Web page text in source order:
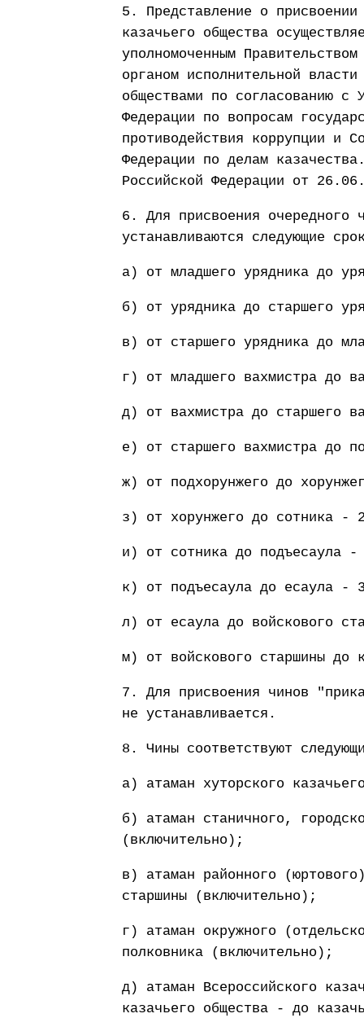
5. Представление о
казачьего общества
уполномоченным
органом исполнительной
обществами по согласованию с
Федерации по вопросам
противодействия коррупции и
Федерации по делам
Российской Федерации от
6. Для присвоения очередного
устанавливаются следующие
а) от младшего урядника до
б) от урядника до старшего
в) от старшего урядника до
г) от младшего вахмистра до
д) от вахмистра до старшего
е) от старшего вахмистра до
ж) от подхорунжего до
з) от хорунжего до сотника -
и) от сотника до подъесаула
к) от подъесаула до есаула -
л) от есаула до войскового
м) от войскового старшины до
7. Для присвоения чинов
не устанавливается.
8. Чины соответствуют
а) атаман хуторского
б) атаман станичного,
(включительно);
в) атаман районного
старшины (включительно);
г) атаман окружного
полковника (включительно);
д) атаман Всероссийского
казачьего общества - до